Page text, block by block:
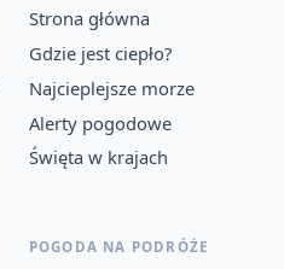
Strona główna
Gdzie jest ciepło?
Najcieplejsze morze
Alerty pogodowe
Święta w krajach
POGODA NA PODRÓŻE